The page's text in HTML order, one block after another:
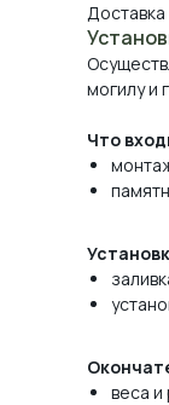
Доставка
могилу и
Что
веса